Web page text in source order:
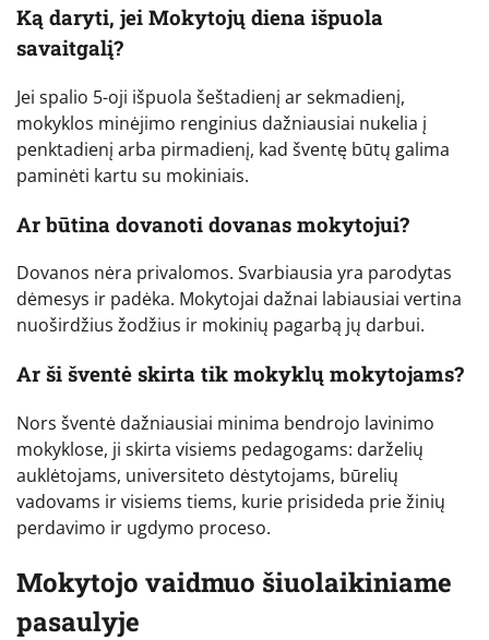
Ką daryti, jei Mokytojų diena išpuola
savaitgalį?
Jei spalio 5-oji išpuola šeštadienį ar sekmadienį,
mokyklos minėjimo renginius dažniausiai nukelia į
penktadienį arba pirmadienį, kad šventę būtų galima
paminėti kartu su mokiniais.
Ar būtina dovanoti dovanas mokytojui?
Dovanos nėra privalomos. Svarbiausia yra parodytas
dėmesys ir padėka. Mokytojai dažnai labiausiai vertina
nuoširdžius žodžius ir mokinių pagarbą jų darbui.
Ar ši šventė skirta tik mokyklų mokytojams?
Nors šventė dažniausiai minima bendrojo lavinimo
mokyklose, ji skirta visiems pedagogams: darželių
auklėtojams, universiteto dėstytojams, būrelių
vadovams ir visiems tiems, kurie prisideda prie žinių
perdavimo ir ugdymo proceso.
Mokytojo vaidmuo šiuolaikiniame
pasaulyje